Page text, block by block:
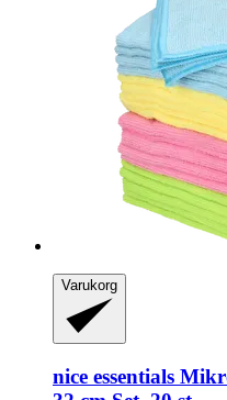
Varukorg
nice essentials